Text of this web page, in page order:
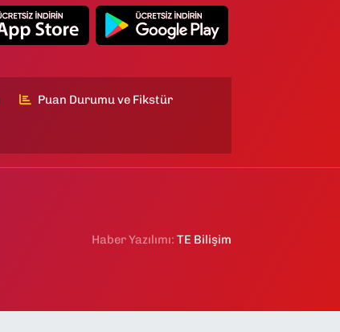
Puan Durumu ve Fikstür
Haber Yazılımı:TE Bilişim